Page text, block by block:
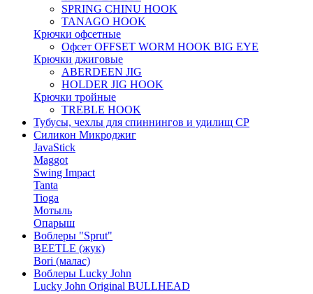
SPRING CHINU HOOK
TANAGO HOOK
Крючки офсетные
Офсет OFFSET WORM HOOK BIG EYE
Крючки джиговые
ABERDEEN JIG
HOLDER JIG HOOK
Крючки тройные
TREBLE HOOK
Тубусы, чехлы для спиннингов и удилищ СР
Силикон Микроджиг
JavaStick
Maggot
Swing Impact
Tanta
Tioga
Мотыль
Опарыш
Воблеры "Sprut"
BEETLE (жук)
Bori (малас)
Воблеры Lucky John
Lucky John Original BULLHEAD